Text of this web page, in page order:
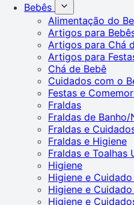
Bebês
Alimentação do
Artigos para
Artigos para Chá
Artigos para
Chá de Bebê
Cuidados com o
Festas e
Fraldas
Fraldas de Banho/
Fraldas e
Fraldas e Higiene
Fraldas e Toalhas
Higiene
Higiene e
Higiene e
Higiene e